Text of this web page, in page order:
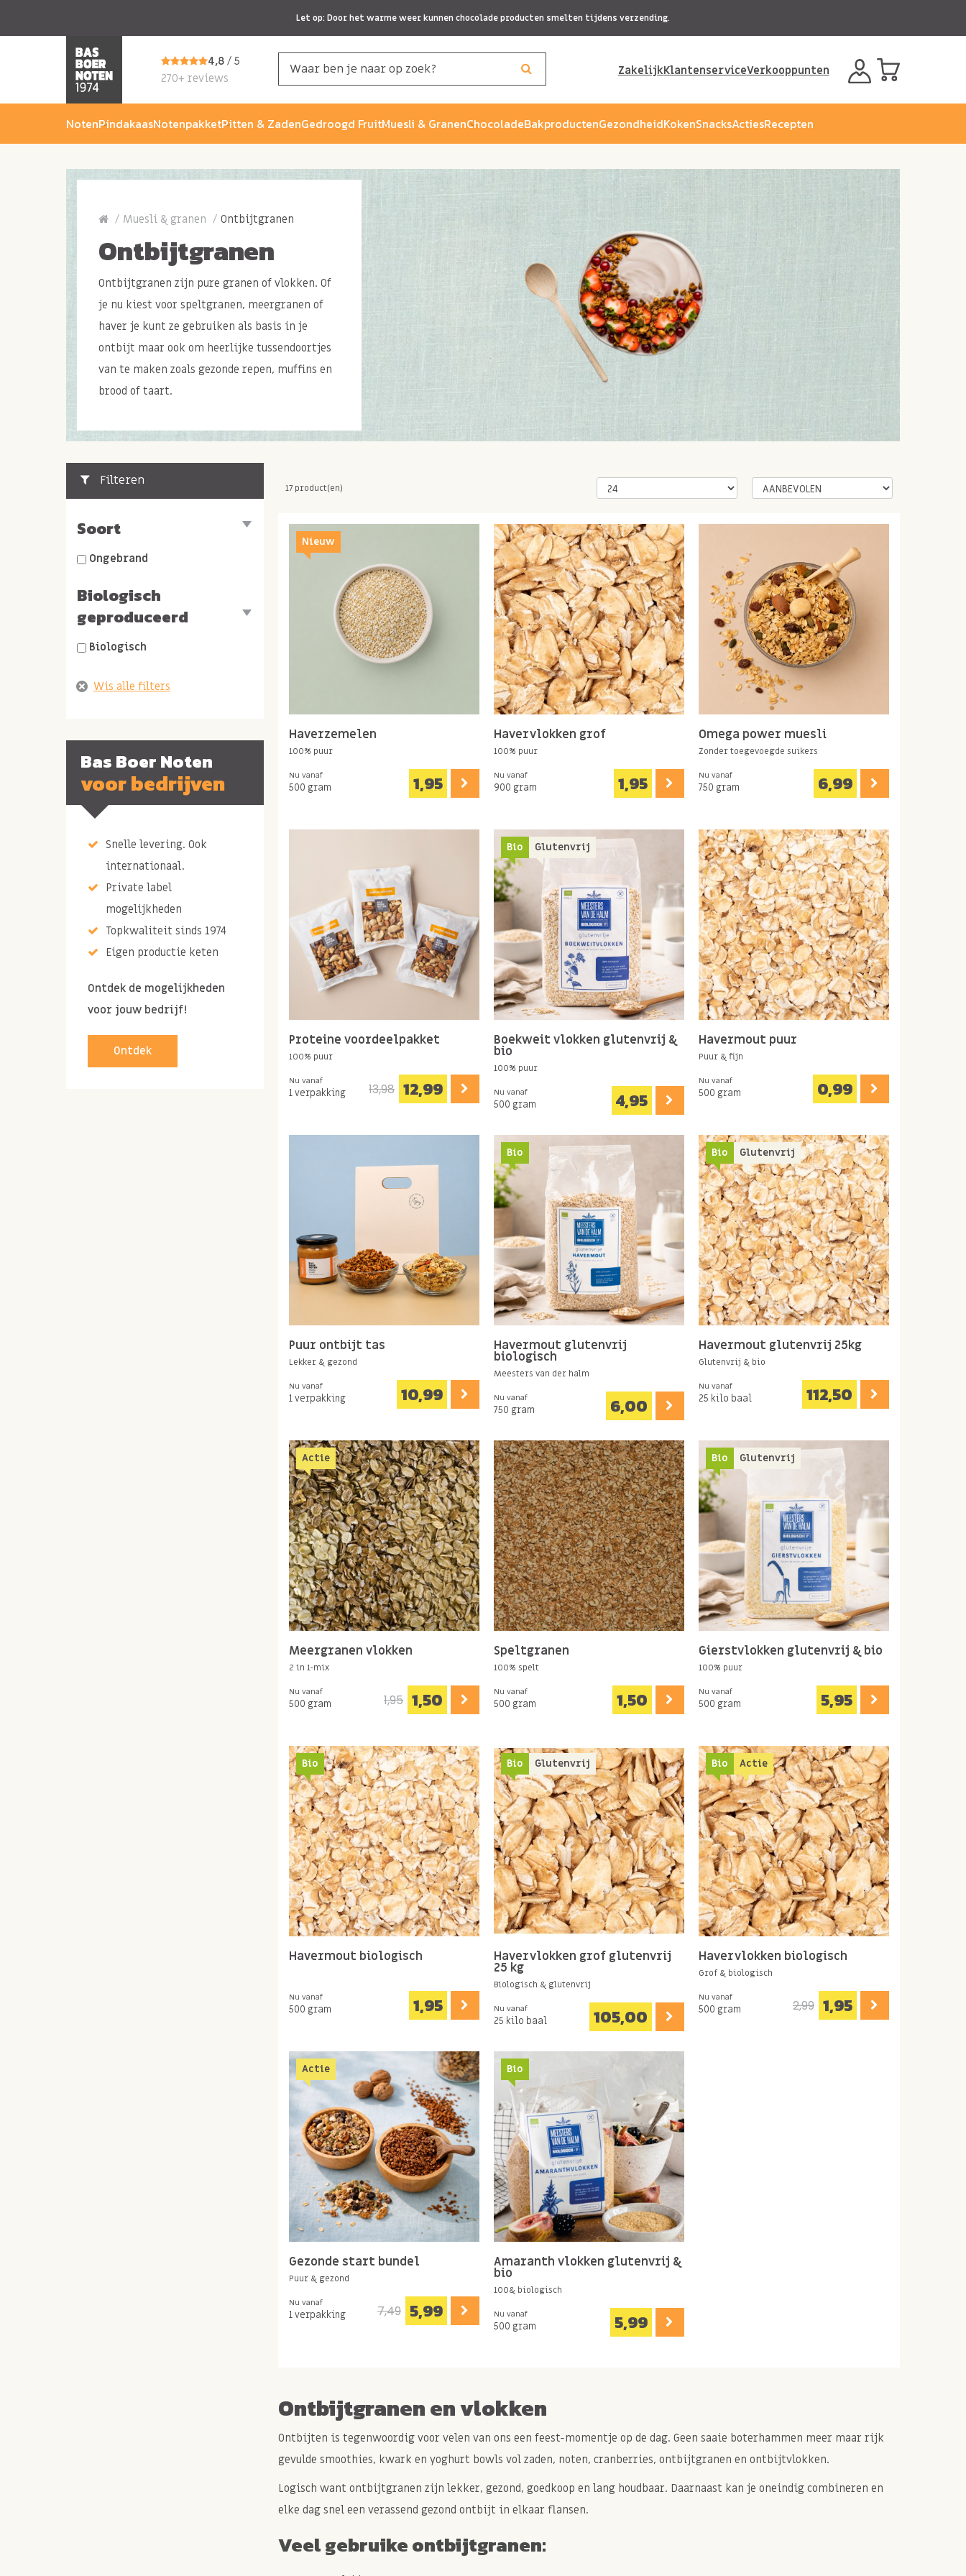
Let op: Door het warme weer kunnen chocolade producten smelten tijdens verzending.
4,8/ 5
270+ reviews
ZakelijkKlantenserviceVerkooppunten
NotenPindakaasNotenpakketPitten & ZadenGedroogd FruitMuesli & GranenChocoladeBakproductenGezondheidKokenSnacksActiesRecepten
Muesli & granen Ontbijtgranen
Ontbijtgranen
Ontbijtgranen zijn pure granen of vlokken. Of
je nu kiest voor speltgranen, meergranen of
haver je kunt ze gebruiken als basis in je
ontbijt maar ook om heerlijke tussendoortjes
van te maken zoals gezonde repen, muffins en
brood of taart.
Filteren
Soort
Ongebrand
Biologisch
geproduceerd
Biologisch
Bas Boer Noten
voor bedrijven
Snelle levering. Ook
internationaal.
Private label
mogelijkheden
Topkwaliteit sinds 1974
Eigen productie keten
Ontdek de mogelijkheden
voor jouw bedrijf!
Ontdek
17 product(en)
Nieuw
Haverzemelen
100% puur
Nu vanaf
500 gram 1,95
Havervlokken grof
100% puur
Nu vanaf
900 gram 1,95
Omega power muesli
Zonder toegevoegde suikers
Nu vanaf
750 gram 6,99
Proteine voordeelpakket
100% puur
Nu vanaf
1 verpakking 13,98 12,99
Bio Glutenvrij
Boekweit vlokken glutenvrij &
bio
100% puur
Nu vanaf
500 gram 4,95
Havermout puur
Puur & fijn
Nu vanaf
500 gram 0,99
Puur ontbijt tas
Lekker & gezond
Nu vanaf
1 verpakking 10,99
Bio
Havermout glutenvrij
biologisch
Meesters van der halm
Nu vanaf
750 gram 6,00
Bio Glutenvrij
Havermout glutenvrij 25kg
Glutenvrij & bio
Nu vanaf
25 kilo baal 112,50
Actie
Meergranen vlokken
2 in 1-mix
Nu vanaf
500 gram 1,95 1,50
Speltgranen
100% spelt
Nu vanaf
500 gram 1,50
Bio Glutenvrij
Gierstvlokken glutenvrij & bio
100% puur
Nu vanaf
500 gram 5,95
Bio
Havermout biologisch
Nu vanaf
500 gram 1,95
Bio Glutenvrij
Havervlokken grof glutenvrij
25 kg
Biologisch & glutenvrij
Nu vanaf
25 kilo baal 105,00
Bio Actie
Havervlokken biologisch
Grof & biologisch
Nu vanaf
500 gram 2,99 1,95
Actie
Gezonde start bundel
Puur & gezond
Nu vanaf
1 verpakking 7,49 5,99
Bio
Amaranth vlokken glutenvrij &
bio
100& biologisch
Nu vanaf
500 gram 5,99
Ontbijtgranen en vlokken
Ontbijten is tegenwoordig voor velen van ons een feest-momentje op de dag. Geen saaie boterhammen meer maar rijk
gevulde smoothies, kwark en yoghurt bowls vol zaden, noten, cranberries, ontbijtgranen en ontbijtvlokken.
Logisch want ontbijtgranen zijn lekker, gezond, goedkoop en lang houdbaar. Daarnaast kan je oneindig combineren en
elke dag snel een verassend gezond ontbijt in elkaar flansen.
Veel gebruike ontbijtgranen: